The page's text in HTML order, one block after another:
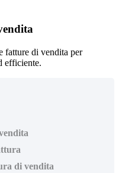
fatture di vendita per
efficiente.
di vendita